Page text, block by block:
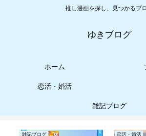
推し漫画を探し、見つかるブ
ゆきブログ
ホーム
恋活・婚活
雑記ブログ
雑記ブログ 恋活・婚活